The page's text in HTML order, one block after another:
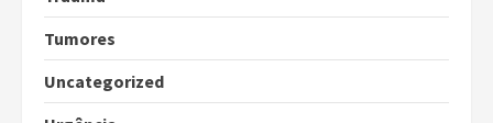
Tumores
Uncategorized